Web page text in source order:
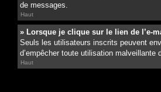
de messages.
Haut
» Lorsque je clique sur le lien de l’e-
Seuls les utilisateurs inscrits peuvent
d’empêcher toute utilisation
Haut